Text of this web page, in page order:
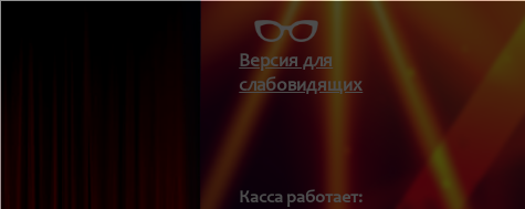
Касса работает:
Версия для
слабовидящих